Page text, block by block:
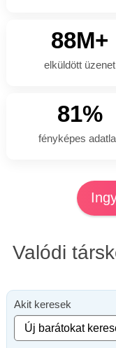
88M+
elküldött üzenet
81%
fényképes
Valódi
Akit keresek